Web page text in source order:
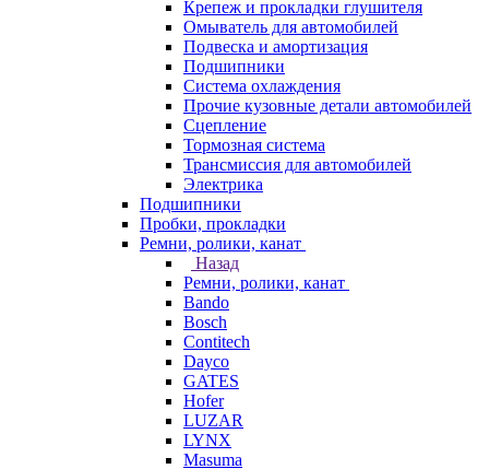
Крепеж и прокладки глушителя
Омыватель для автомобилей
Подвеска и амортизация
Подшипники
Система охлаждения
Прочие кузовные детали автомобилей
Сцепление
Тормозная система
Трансмиссия для автомобилей
Электрика
Подшипники
Пробки, прокладки
Ремни, ролики, канат
Назад
Ремни, ролики, канат
Bando
Bosch
Contitech
Dayco
GATES
Hofer
LUZAR
LYNX
Masuma